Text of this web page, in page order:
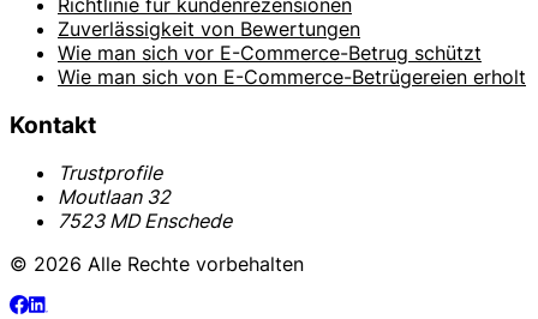
Zuverlässigkeit von Bewertungen
Wie man sich vor E-Commerce-Betrug schützt
Wie man sich von E-Commerce-Betrügereien erholt
Kontakt
Trustprofile
Moutlaan 32
7523 MD Enschede
© 2026 Alle Rechte vorbehalten